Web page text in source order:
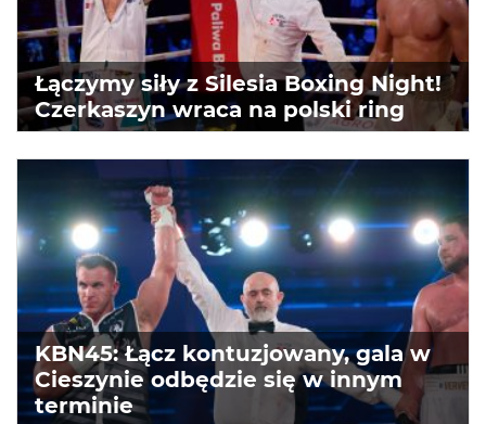
Łączymy siły z Silesia Boxing Night!
Czerkaszyn wraca na polski ring
KBN45: Łącz kontuzjowany, gala w
Cieszynie odbędzie się w innym
terminie